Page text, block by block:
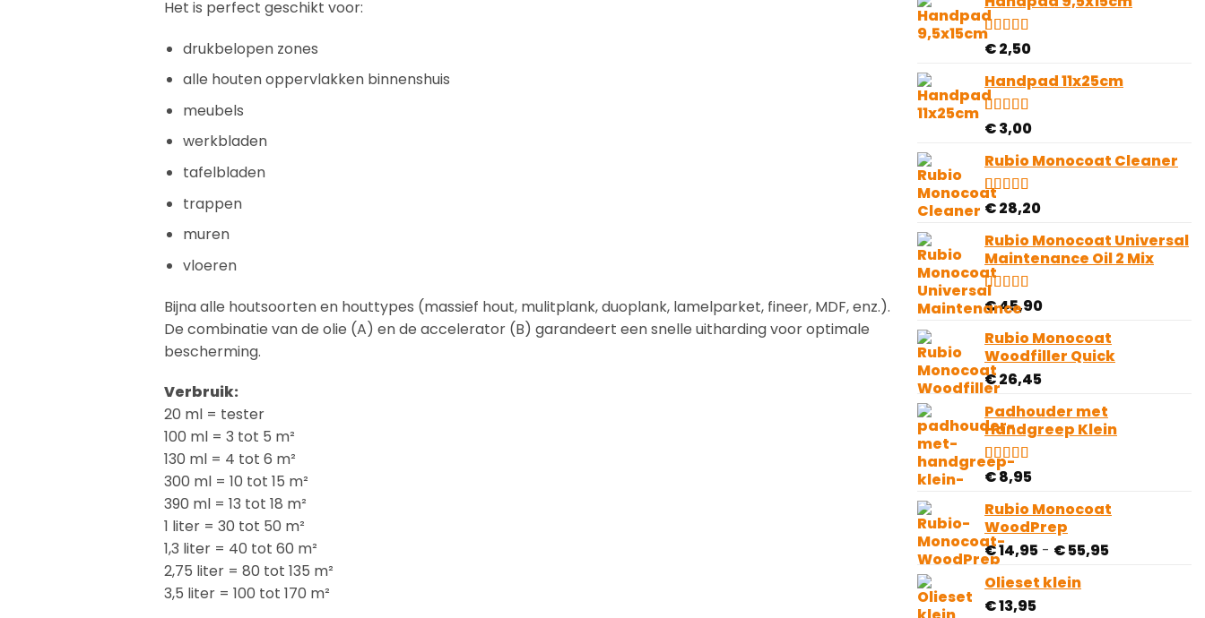
Het is perfect geschikt voor:
drukbelopen zones
alle houten oppervlakken binnenshuis
meubels
werkbladen
tafelbladen
trappen
muren
vloeren
Bijna alle houtsoorten en houttypes (massief hout, mulitplank, duoplank, lamelparket, fineer, MDF, enz.).
De combinatie van de olie (A) en de accelerator (B) garandeert een snelle uitharding voor optimale
bescherming.
Verbruik:
20 ml = tester
100 ml = 3 tot 5 m²
130 ml = 4 tot 6 m²
300 ml = 10 tot 15 m²
390 ml = 13 tot 18 m²
1 liter = 30 tot 50 m²
1,3 liter = 40 tot 60 m²
2,75 liter = 80 tot 135 m²
3,5 liter = 100 tot 170 m²
op
klantbeoordelingen
Gewaardeerd
4.00op 5
gebaseerd
op
2
klantbeoordelingen
€2,50
Handpad 11x25cm
Gewaardeerd
4.60op 5
gebaseerd
op
5
klantbeoordelingen
€3,00
Rubio Monocoat Cleaner
Gewaardeerd
op 5
gebaseerd
op
1
klantbeoordeling
€28,20
Rubio Monocoat Universal
Maintenance Oil 2 Mix
Gewaardeerd
4.50op 5
gebaseerd
op
2
klantbeoordelingen
€45,90
Rubio Monocoat
Woodfiller Quick
€26,45
Padhouder met
Handgreep Klein
Gewaardeerd
3.00op
5
gebaseerd
op
1
klantbeoordeling
€8,95
Rubio Monocoat
WoodPrep
€14,95 - €55,95Prijsklasse:
Olieset klein
€13,95